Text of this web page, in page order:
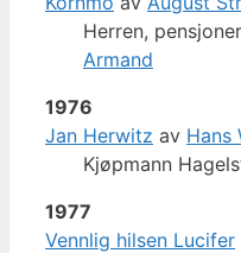
Herren,
Armand
1976
Jan Herwitz av Hans
Kjøpmann
1977
Vennlig hilsen Lucifer